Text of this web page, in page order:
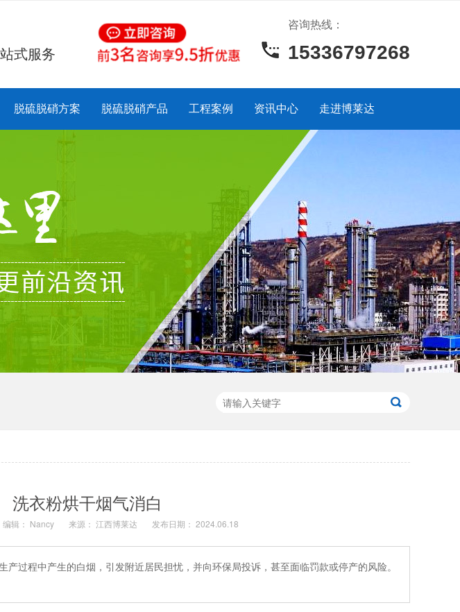
式服务
咨询热线：
15336797268
脱硫脱硝方案 脱硫脱硝产品 工程案例 资讯中心 走进博莱达
洗衣粉烘干烟气消白
编辑： Nancy 来源： 江西博莱达 发布日期： 2024.06.18
过程中产生的白烟，引发附近居民担忧，并向环保局投诉，甚至面临罚款或停产的风险。